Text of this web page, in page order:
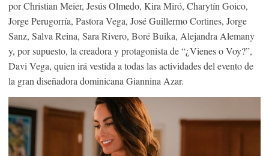
por Christian Meier, Jesús Olmedo, Kira Miró, Charytín Goico,
Jorge Perugorría, Pastora Vega, José Guillermo Cortines, Jorge
Sanz, Salva Reina, Sara Rivero, Boré Buika, Alejandra Alemany
y, por supuesto, la creadora y protagonista de “¿Vienes o Voy?”,
Davi Vega, quien irá vestida a todas las actividades del evento de
la gran diseñadora dominicana Giannina Azar.